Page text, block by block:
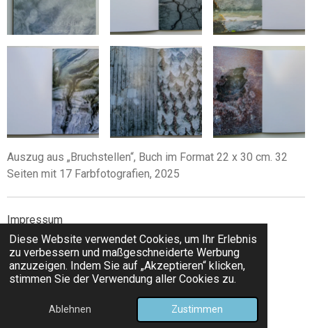
Diese Website verwendet Cookies, um Ihr Erlebnis
zu verbessern und maßgeschneiderte Werbung
anzuzeigen. Indem Sie auf „Akzeptieren“ klicken,
stimmen Sie der Verwendung aller Cookies zu.
Ablehnen Zustimmen
Auszug aus „Bruchstellen“, Buch im Format 22 x 30 cm. 32
Seiten mit 17 Farbfotografien, 2025
Impressum
Datenschutzerklärung
Mit Unterstützung von